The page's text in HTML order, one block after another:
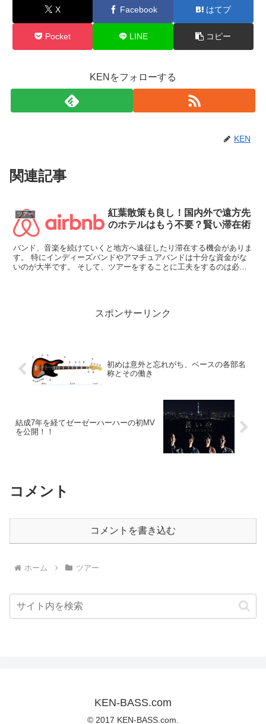
X Facebook はてブ
Pocket LINE コピー
KENをフォローする
KEN
関連記事
ツアー
紅葉散策も良し！国内外で遠方先
のホテルはもう不要？賢い滞在術
バンド、音楽を続けていくと地方へ遠征したり滞在する機会がありま
す。 特にインディーズバンドやアマチュアバンドは十分な資金がな
いのが大半です。 そして、ツアーをすることに工夫をするのは必要
スポンサーリンク
初めは意外と忘れがち、ベースの各部名
称とその働き
結成7年を経てゼーゼーハーハーの初MV
を公開！！
コメント
コメントを書き込む
ホーム ツアー
KEN-BASS.com
© 2017 KEN-BASS.com.